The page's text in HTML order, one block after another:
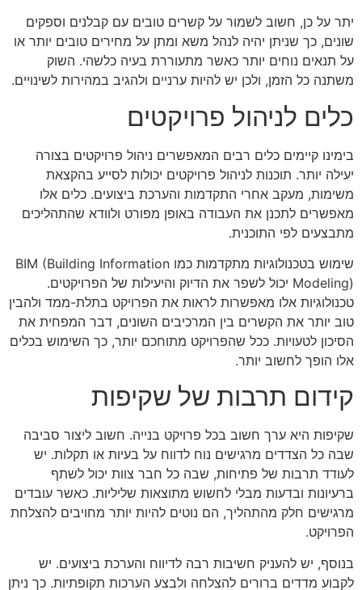
יתר על כן, חשוב לשמור על קשרים טובים עם קבלנים וספקים
שונים, כך שניתן יהיה לנהל משא ומתן על מחירים טובים יותר או
על תנאים נוחים יותר כאשר מתעוררת בעיה כלשהי. השוק
משתנה כל הזמן, ולכן יש להיות ערניים ולהגיב במהירות לשינויים.
כלים לניהול פרויקטים
בימינו קיימים כלים רבים המאפשרים ניהול פרויקטים בצורה
יעילה יותר. תוכנות לניהול פרויקטים יכולות לסייע בהקצאת
משימות, מעקב אחרי התקדמות והערכת ביצועים. כלים אלו
מאפשרים לתכנן את העבודה באופן מפורט ולוודא שהתהליכים
מתבצעים לפי התוכנית.
שימוש בטכנולוגיות מתקדמות כמו BIM (Building Information
Modeling) יכול לשפר את הדיוק והיעילות של הפרויקטים.
טכנולוגיות אלו מאפשרות לראות את הפרויקט בתלת-ממד ולהבין
טוב יותר את הקשרים בין המרכיבים השונים, דבר המפחית את
הסיכון לטעויות. ככל שהפרויקט מתוחכם יותר, כך השימוש בכלים
אלו הופך לחשוב יותר.
קידום תרבות של שקיפות
שקיפות היא ערך חשוב בכל פרויקט בנייה. חשוב ליצור סביבה
שבה כל הצדדים מרגישים נוח לדווח על בעיות או תקלות. יש
לעודד תרבות של פתיחות, שבה כל חבר צוות יכול לשתף
ברעיונות ובדעות מבלי לחשוש מתוצאות שליליות. כאשר עובדים
מרגישים חלק מהתהליך, הם נוטים להיות יותר מחויבים להצלחת
הפרויקט.
בנוסף, יש להעניק חשיבות רבה לדיווח והערכת ביצועים. יש
לקבוע מדדים ברורים להצלחה ולבצע הערכות תקופתיות. כך ניתן